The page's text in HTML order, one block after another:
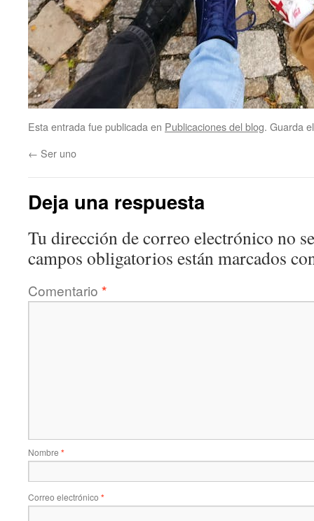
Esta entrada fue publicada en Publicaciones del blog. Guarda
← Ser uno
Deja una respuesta
Tu dirección de correo electrónico no
campos obligatorios están marcados
Comentario *
Nombre *
Correo electrónico *